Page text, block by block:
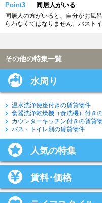
Point3 同居人がいる
同居人の方がいると、自分がお風
らわなくてはなりません。バスト
その他の特集一覧
水周り
温水洗浄便座付きの賃貸物件
食器洗浄乾燥機（食洗機）付き
カウンターキッチン付きの賃貸
バス・トイレ別の賃貸物件
人気の特集
賃料･価格